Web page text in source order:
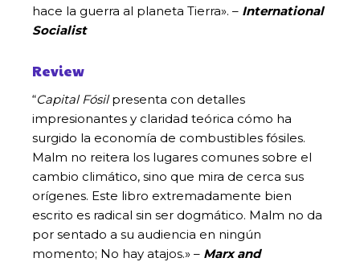
hace la guerra al planeta Tierra». – International
Socialist
Review
“Capital Fósilpresenta con detalles
impresionantes y claridad teórica cómo ha
surgido la economía de combustibles fósiles.
Malm no reitera los lugares comunes sobre el
cambio climático, sino que mira de cerca sus
orígenes. Este libro extremadamente bien
escrito es radical sin ser dogmático. Malm no da
por sentado a su audiencia en ningún
momento; No hay atajos.» – Marx and